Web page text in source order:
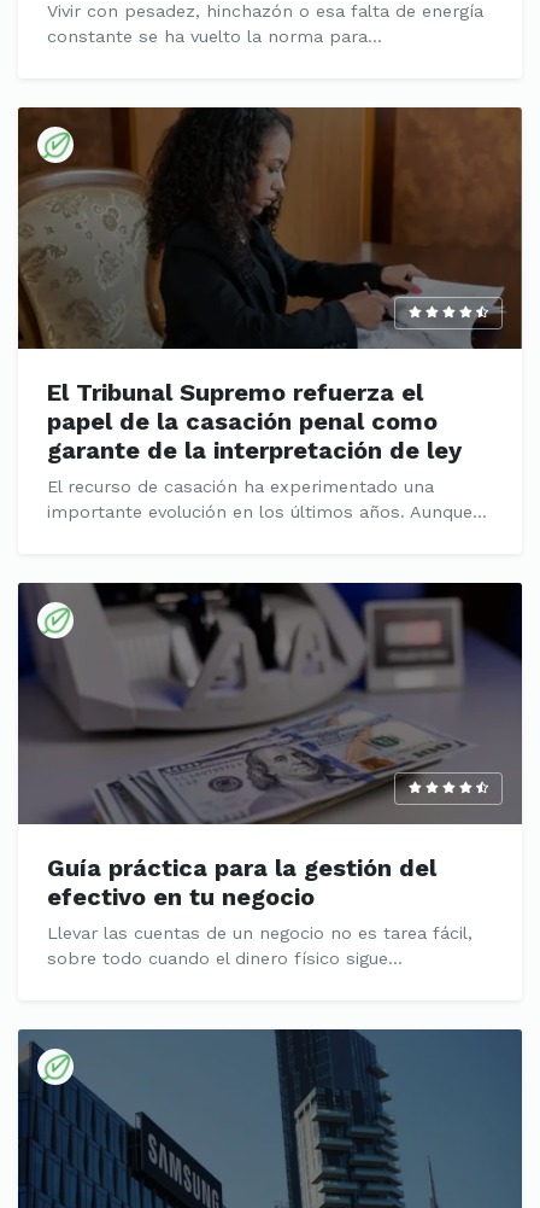
Vivir con pesadez, hinchazón o esa falta de energía
constante se ha vuelto la norma para...
El Tribunal Supremo refuerza el
papel de la casación penal como
garante de la interpretación de ley
El recurso de casación ha experimentado una
importante evolución en los últimos años. Aunque...
Guía práctica para la gestión del
efectivo en tu negocio
​Llevar las cuentas de un negocio no es tarea fácil,
sobre todo cuando el dinero físico sigue...